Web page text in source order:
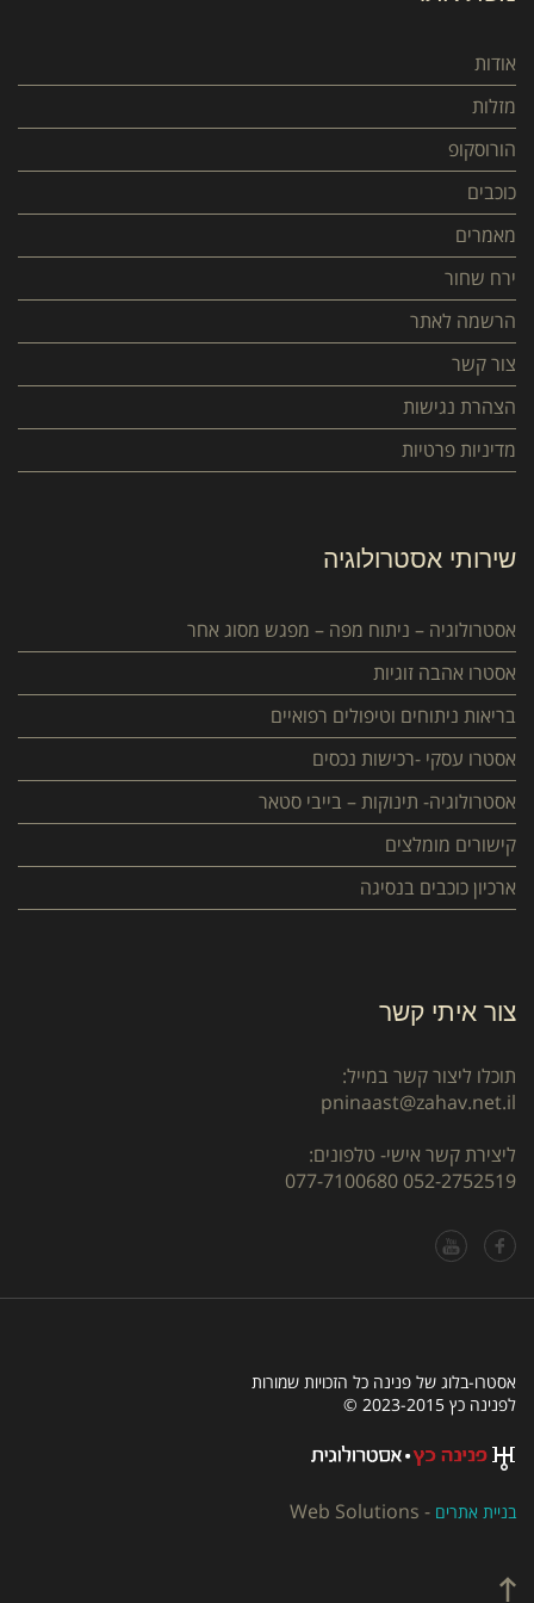
אודות
מזלות
הורוסקופ
כוכבים
מאמרים
ירח שחור
הרשמה לאתר
צור קשר
הצהרת נגישות
מדיניות פרטיות
שירותי אסטרולוגיה
אסטרולוגיה – ניתוח מפה – מפגש מסוג אחר
אסטרו אהבה זוגיות
בריאות ניתוחים וטיפולים רפואיים
אסטרו עסקי -רכישות נכסים
אסטרולוגיה- תינוקות – בייבי סטאר
קישורים מומלצים
ארכיון כוכבים בנסיגה
צור איתי קשר
תוכלו ליצור קשר במייל:
pninaast@zahav.net.il
ליצירת קשר אישי- טלפונים:
052-2752519
077-7100680
אסטרו-בלוג של פנינה כל הזכויות שמורות
לפנינה כץ 2023-2015 ©
בניית אתרים -
Web Solutions